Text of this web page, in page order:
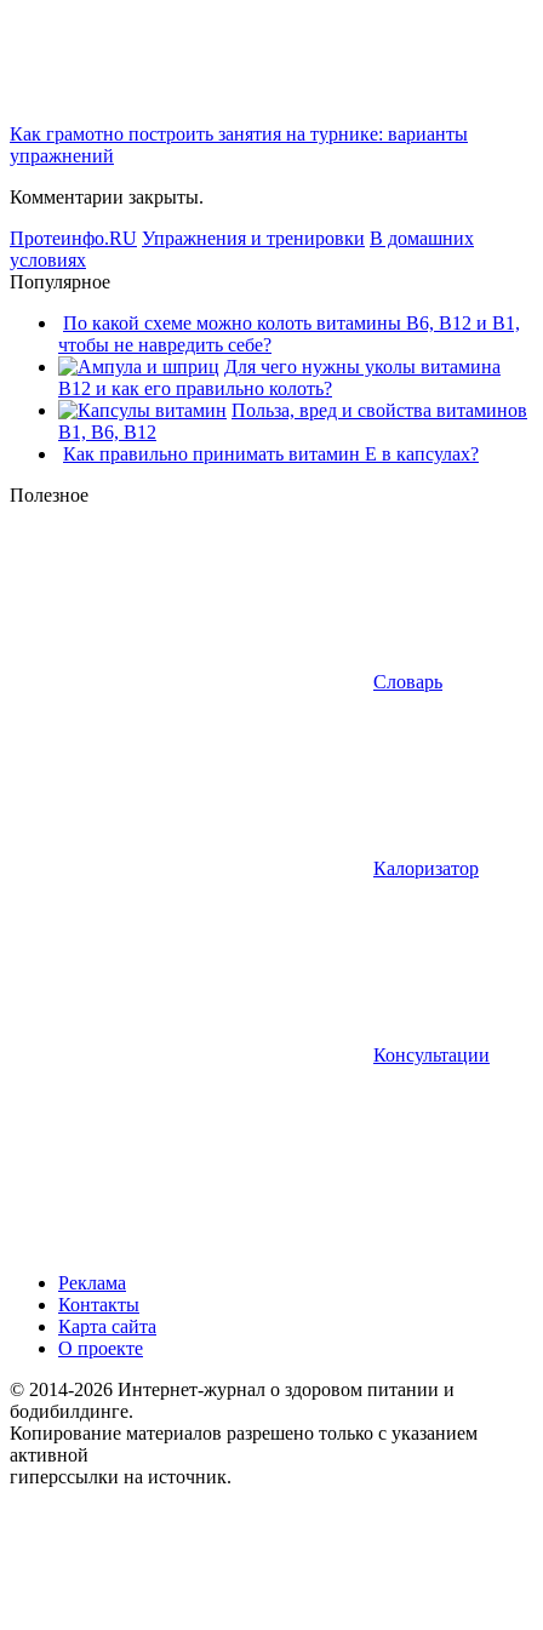
Как грамотно построить занятия на турнике: варианты
упражнений
Комментарии закрыты.
Протеинфо.RU Упражнения и тренировки В домашних
условиях
Популярное
По какой схеме можно колоть витамины В6, В12 и В1,
чтобы не навредить себе?
Для чего нужны уколы витамина
В12 и как его правильно колоть?
Польза, вред и свойства витаминов
В1, В6, В12
Как правильно принимать витамин Е в капсулах?
Полезное
Словарь
Калоризатор
Консультации
Реклама
Контакты
Карта сайта
О проекте
© 2014-2026 Интернет-журнал о здоровом питании и
бодибилдинге.
Копирование материалов разрешено только с указанием
активной
гиперссылки на источник.